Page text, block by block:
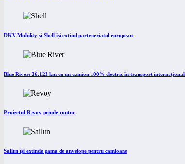
DKV Mobility și Shell își extind parteneriatul european
Blue River: 26.123 km cu un camion 100% electric în transport internațional
Proiectul Revoy prinde contur
Sailun își extinde gama de anvelope pentru camioane